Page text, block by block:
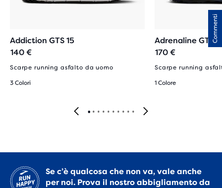
Addiction GTS 15
140 €
Scarpe running asfalto da uomo
3 Colori
Adrenaline GTS
170 €
Scarpe running
1 Colore
Se c’è qualcosa che non va, vale anche
per noi. Prova il nostro abbigliamento da
Commenti